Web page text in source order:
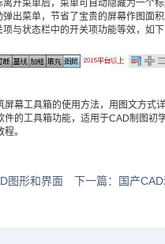
离开菜单后，菜单可自动隐藏为一个
出菜单，节省了宝贵的屏幕作图面积
与状态栏中的开关项功能等效，如下
屏幕工具箱的使用方法，用图文方式
件的工具箱功能，适用于CAD制图初
程。
图形和界面
下一篇：国产